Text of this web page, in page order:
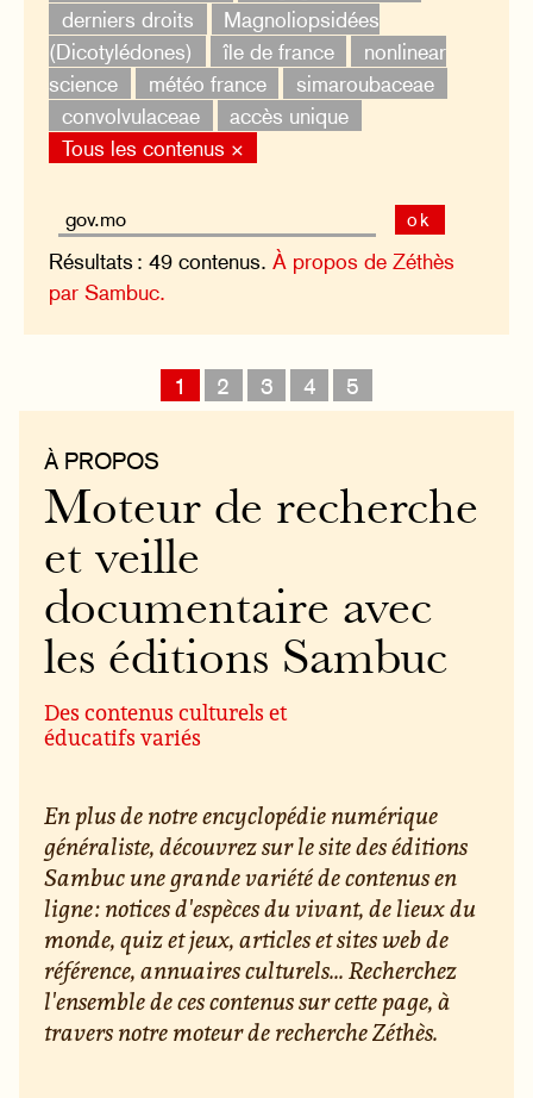
derniers droits
Magnoliopsidées
(Dicotylédones)
île de france
nonlinear
science
météo france
simaroubaceae
convolvulaceae
accès unique
Tous les contenus ×
ok
Résultats : 49 contenus.À propos de Zéthès
par Sambuc.
1 2 3 4 5
À PROPOS
Moteur de recherche
et veille
documentaire avec
les éditions Sambuc
Des contenus culturels et
éducatifs variés
En plus de notre encyclopédie numérique
généraliste, découvrez sur le site des éditions
Sambuc une grande variété de contenus en
ligne : notices d'espèces du vivant, de lieux du
monde, quiz et jeux, articles et sites web de
référence, annuaires culturels... Recherchez
l'ensemble de ces contenus sur cette page, à
travers notre moteur de recherche Zéthès.